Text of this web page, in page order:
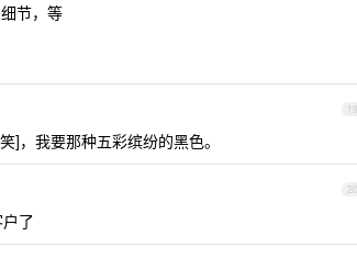
节，等
19
]，我要那种五彩缤纷的黑色。
20
了